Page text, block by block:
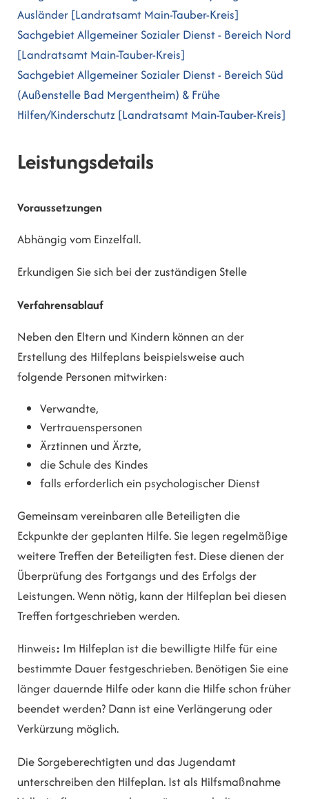
Ausländer [Landratsamt Main-Tauber-Kreis]
Sachgebiet Allgemeiner Sozialer Dienst - Bereich Nord
[Landratsamt Main-Tauber-Kreis]
Sachgebiet Allgemeiner Sozialer Dienst - Bereich Süd
(Außenstelle Bad Mergentheim) & Frühe
Hilfen/Kinderschutz [Landratsamt Main-Tauber-Kreis]
Leistungsdetails
Voraussetzungen
Abhängig vom Einzelfall.
Erkundigen Sie sich bei der zuständigen Stelle
Verfahrensablauf
Neben den Eltern und Kindern können an der
Erstellung des Hilfeplans beispielsweise auch
folgende Personen mitwirken:
Verwandte,
Vertrauenspersonen
Ärztinnen und Ärzte,
die Schule des Kindes
falls erforderlich ein psychologischer Dienst
Gemeinsam vereinbaren alle Beteiligten die
Eckpunkte der geplanten Hilfe. Sie legen regelmäßige
weitere Treffen der Beteiligten fest. Diese dienen der
Überprüfung des Fortgangs und des Erfolgs der
Leistungen. Wenn nötig, kann der Hilfeplan bei diesen
Treffen fortgeschrieben werden.
Hinweis: Im Hilfeplan ist die bewilligte Hilfe für eine
bestimmte Dauer festgeschrieben. Benötigen Sie eine
länger dauernde Hilfe oder kann die Hilfe schon früher
beendet werden? Dann ist eine Verlängerung oder
Verkürzung möglich.
Die Sorgeberechtigten und das Jugendamt
unterschreiben den Hilfeplan. Ist als Hilfsmaßnahme